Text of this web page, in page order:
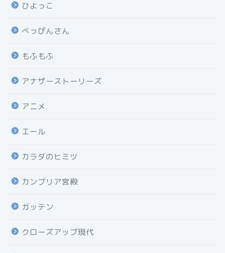
ひよっこ
べっぴんさん
もふもふ
アナザーストーリーズ
アニメ
エール
カラダのヒミツ
カンブリア宮殿
ガッテン
クローズアップ現代